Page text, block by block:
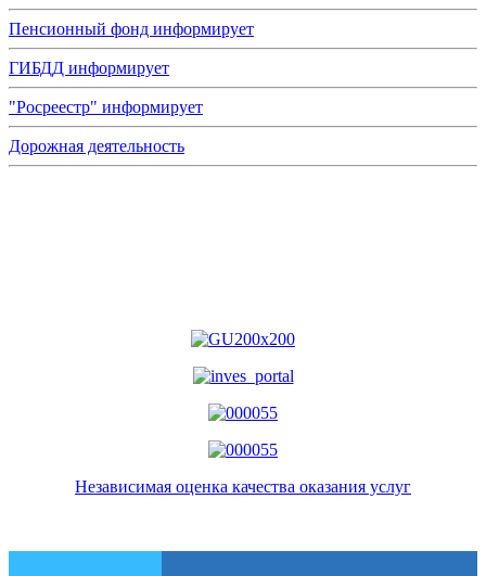
Пенсионный фонд информирует
ГИБДД информирует
"Росреестр" информирует
Дорожная деятельность
Независимая оценка качества оказания услуг